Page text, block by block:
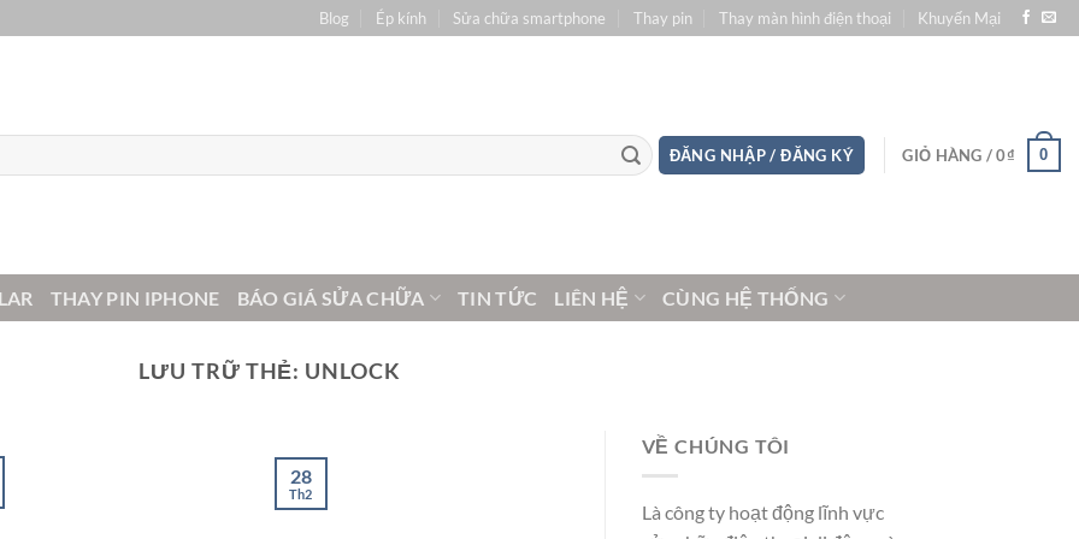
Blog Ép kính Sửa chữa smartphone Thay pin Thay màn hình điện thoại Khuyến Mại
ĐĂNG NHẬP / ĐĂNG KÝ GIỎ HÀNG /0₫ 0
THAY PIN IPHONE BÁO GIÁ SỬA CHỮA TIN TỨC LIÊN HỆ CÙNG HỆ THỐNG
LƯU TRỮ THẺ: UNLOCK
28
Th2
VỀ CHÚNG TÔI
Là công ty hoạt động lĩnh vực